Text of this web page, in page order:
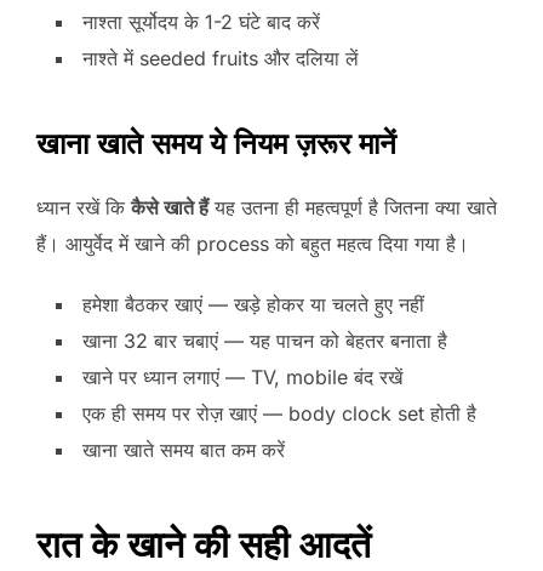
नाश्ता सूर्योदय के 1-2 घंटे बाद करें
नाश्ते में seeded fruits और दलिया लें
खाना खाते समय ये नियम ज़रूर मानें
ध्यान रखें किकैसे खाते हैंयह उतना ही महत्वपूर्ण है जितना क्या खाते
हैं। आयुर्वेद में खाने की process को बहुत महत्व दिया गया है।
हमेशा बैठकर खाएं — खड़े होकर या चलते हुए नहीं
खाना 32 बार चबाएं — यह पाचन को बेहतर बनाता है
खाने पर ध्यान लगाएं — TV, mobile बंद रखें
एक ही समय पर रोज़ खाएं — body clock set होती है
खाना खाते समय बात कम करें
रात के खाने की सही आदतें